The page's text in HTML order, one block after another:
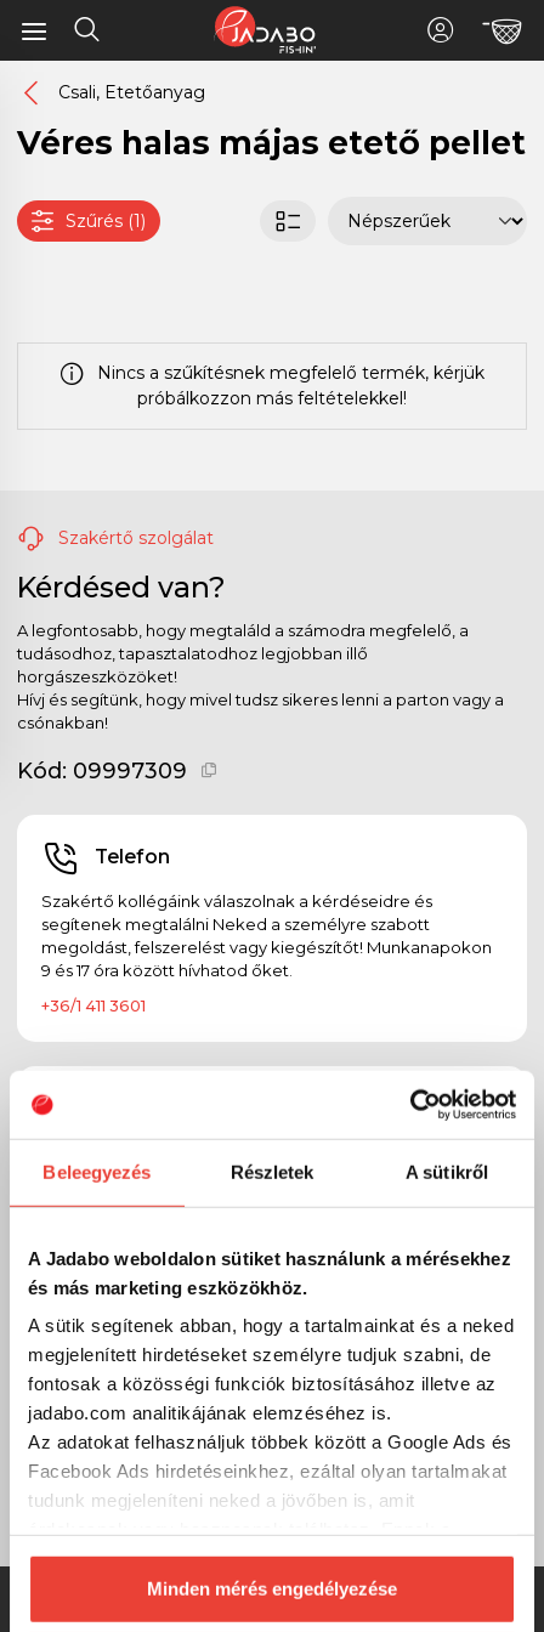
Beleegyezés Részletek A sütikről
A Jadabo weboldalon sütiket használunk a mérésekhez
és más marketing eszközökhöz.
A sütik segítenek abban, hogy a tartalmainkat és a neked
megjelenített hirdetéseket személyre tudjuk szabni, de
fontosak a közösségi funkciók biztosításához illetve az
jadabo.com analitikájának elemzéséhez is.
Az adatokat felhasználjuk többek között a Google Ads és
Facebook Ads hirdetéseinkhez, ezáltal olyan tartalmakat
tudunk megjeleníteni neked a jövőben is, amit
biztosításához arra kérünk, hogy engedd meg
számunkra minden mérés használatát.
Természetesensoha semmilyen formában nem fogunk
Minden mérés engedélyezése
Csali, Etetőanyag
Véres halas májas etető pellet
Szűrés (1)
Nincs a szűkítésnek megfelelő termék, kérjük
próbálkozzon más feltételekkel!
Szakértő szolgálat
Kérdésed van?
A legfontosabb, hogy megtaláld a számodra megfelelő, a
tudásodhoz, tapasztalatodhoz legjobban illő
horgászeszközöket!
Hívj és segítünk, hogy mivel tudsz sikeres lenni a parton vagy a
csónakban!
Kód: 09997309
Telefon
Szakértő kollégáink válaszolnak a kérdéseidre és
segítenek megtalálni Neked a személyre szabott
megoldást, felszerelést vagy kiegészítőt! Munkanapokon
9 és 17 óra között hívhatod őket.
+36/1 411 3601
reklamációd van, oszd meg velünk emailben:
Gyik
Összegyűjtöttük a legfontosabb kérdéseket és válaszokat
a weboldalról és a JADABO-ról. Böngészd őket kedved
szerint, ha esetleg nem találod, amit kerestél, hívj minket
vagy írj nekünk! Görbüljön!
Gyakran ismételt kérdések